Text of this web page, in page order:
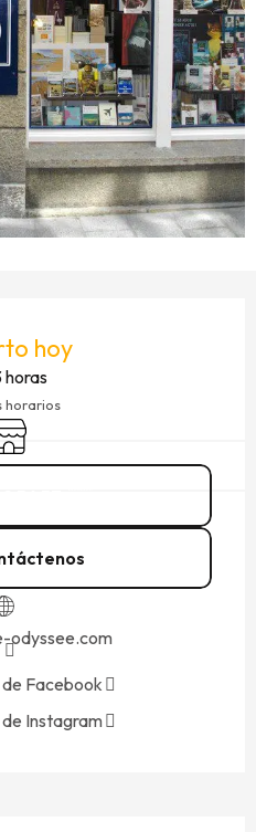
hoy
horas
horarios
odyssee.com
Facebook
Instagram